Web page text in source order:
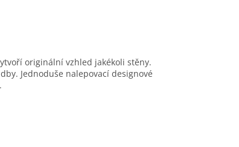
originální vzhled jakékoli stěny.
Jednoduše nalepovací designové